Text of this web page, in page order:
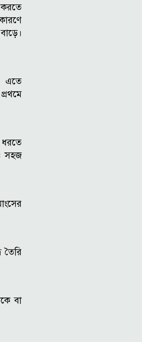
করতে
এতে
সহজ
তৈরি
বা